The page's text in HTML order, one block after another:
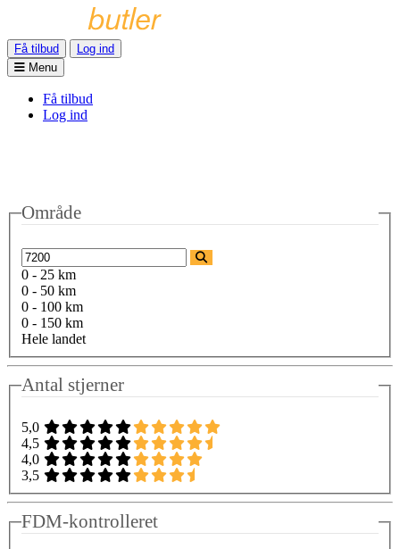
Få tilbud
Log ind
Menu
Få tilbud
Log ind
Område
0 - 25 km
0 - 50 km
0 - 100 km
0 - 150 km
Hele landet
Antal stjerner
5,0
4,5
4,0
3,5
FDM-kontrolleret